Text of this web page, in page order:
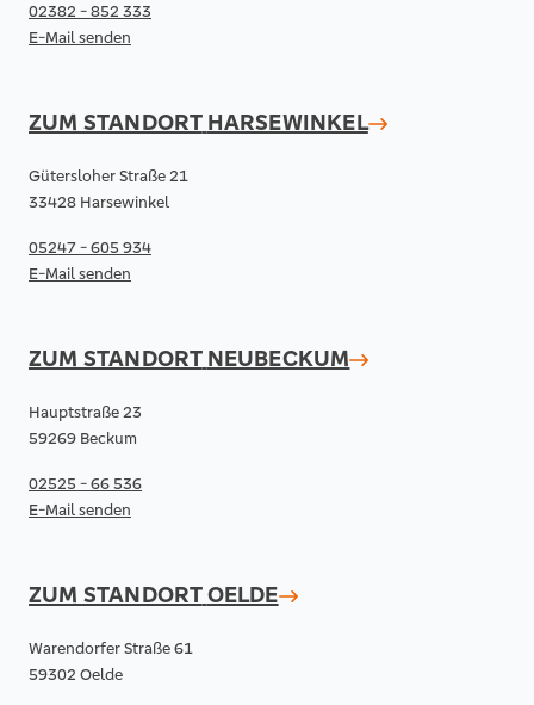
02382 - 852 333
E-Mail senden
ZUM STANDORT HARSEWINKEL
Gütersloher Straße 21
33428 Harsewinkel
05247 - 605 934
E-Mail senden
ZUM STANDORT NEUBECKUM
Hauptstraße 23
59269 Beckum
02525 - 66 536
E-Mail senden
ZUM STANDORTOELDE
Warendorfer Straße 61
59302 Oelde